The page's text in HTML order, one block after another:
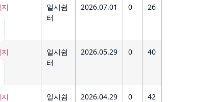
일시쉼
터
2026.07.01 0 26
일시쉼
터
2026.05.29 0 40
일시쉼
2026.04.29 0 42